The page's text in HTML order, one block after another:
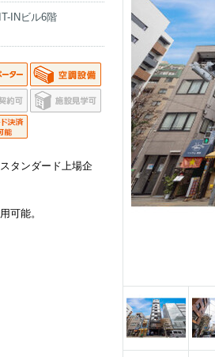
INビル6階
タンダード上場企
可能。